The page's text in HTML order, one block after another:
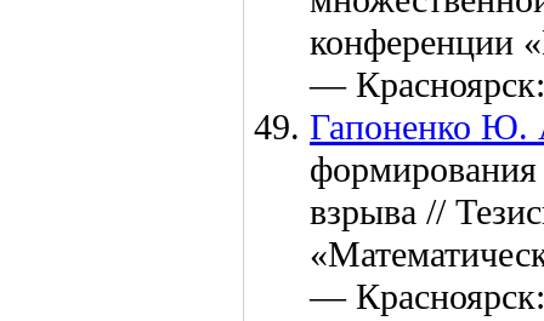
конференции
—
Гапоненко Ю.
формирования
взрыва //
—